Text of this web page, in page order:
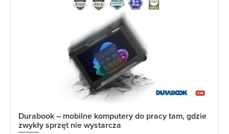
Durabook – mobilne komputery do pracy tam, gdzie
zwykły sprzęt nie wystarcza